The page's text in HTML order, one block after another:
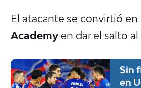
El atacante se convirtió
Academy en dar el salto
Sin
en